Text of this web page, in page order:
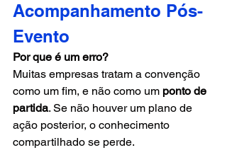
Acompanhamento Pós-
Evento
Por que é um erro?
Muitas empresas tratam a convenção
como um fim, e não como um ponto de
partida. Se não houver um plano de
ação posterior, o conhecimento
compartilhado se perde.